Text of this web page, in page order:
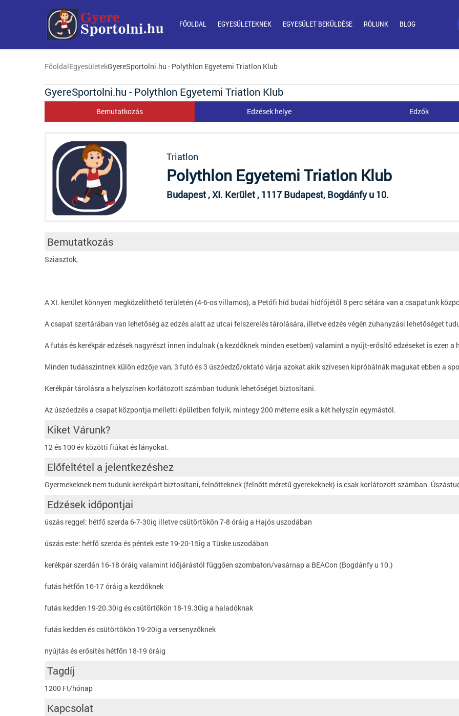
FŐOLDAL EGYESÜLETEKNEK EGYESÜLET BEKÜLDÉSE RÓLUNK BLOG
FőoldalEgyesületekGyereSportolni.hu - Polythlon Egyetemi Triatlon Klub
GyereSportolni.hu - Polythlon Egyetemi Triatlon Klub
Bemutatkozás Edzések helye Edzők
Triatlon
Polythlon Egyetemi Triatlon Klub
Budapest , XI. Kerület , 1117 Budapest, Bogdánfy u 10.
Bemutatkozás
Sziasztok,
A XI. kerület könnyen megközelíthető területén (4-6-os villamos), a Petőfi híd budai hídfőjétől 8 perc sétára van a csapatunk
A csapat szertárában van lehetőség az edzés alatt az utcai felszerelés tárolására, illetve edzés végén zuhanyzási lehetőséget
A futás és kerékpár edzések nagyrészt innen indulnak (a kezdőknek minden esetben) valamint a nyújt-erősítő edzéseket is ezen a
Minden tudásszintnek külön edzője van, 3 futó és 3 úszóedző/oktató várja azokat akik szívesen kipróbálnák magukat ebben a
Kerékpár tárolásra a helyszínen korlátozott számban tudunk lehetőséget biztosítani.
Az úszóedzés a csapat központja melletti épületben folyik, mintegy 200 méterre esik a két helyszín egymástól.
Kiket Várunk?
12 és 100 év közötti fiúkat és lányokat.
Előfeltétel a jelentkezéshez
Gyermekeknek nem tudunk kerékpárt biztosítani, felnőtteknek (felnőtt méretű gyerekeknek) is csak korlátozott számban.
Edzések időpontjai
úszás reggel: hétfő szerda 6-7-30ig illetve csütörtökön 7-8 óráig a Hajós uszodában
úszás este: hétfő szerda és péntek este 19-20-15ig a Tüske uszodában
kerékpár szerdán 16-18 óráig valamint időjárástól függően szombaton/vasárnap a BEACon (Bogdánfy u 10.)
futás hétfőn 16-17 óráig a kezdőknek
futás kedden 19-20.30ig és csütörtökön 18-19.30ig a haladóknak
futás kedden és csütörtökön 19-20ig a versenyzőknek
nyújtás és erősítés hétfőn 18-19 óráig
Tagdíj
1200 Ft/hónap
Kapcsolat